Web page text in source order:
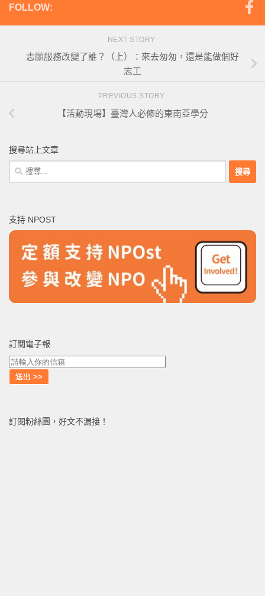
FOLLOW:
NEXT STORY
志願服務改變了誰？（上）：來去匆匆，還是能做個好
志工
PREVIOUS STORY
【活動現場】臺灣人必修的東南亞學分
搜尋站上文章
搜
尋
字:
支持 NPOST
訂閱電子報
訂閱粉絲團，好文不漏接！